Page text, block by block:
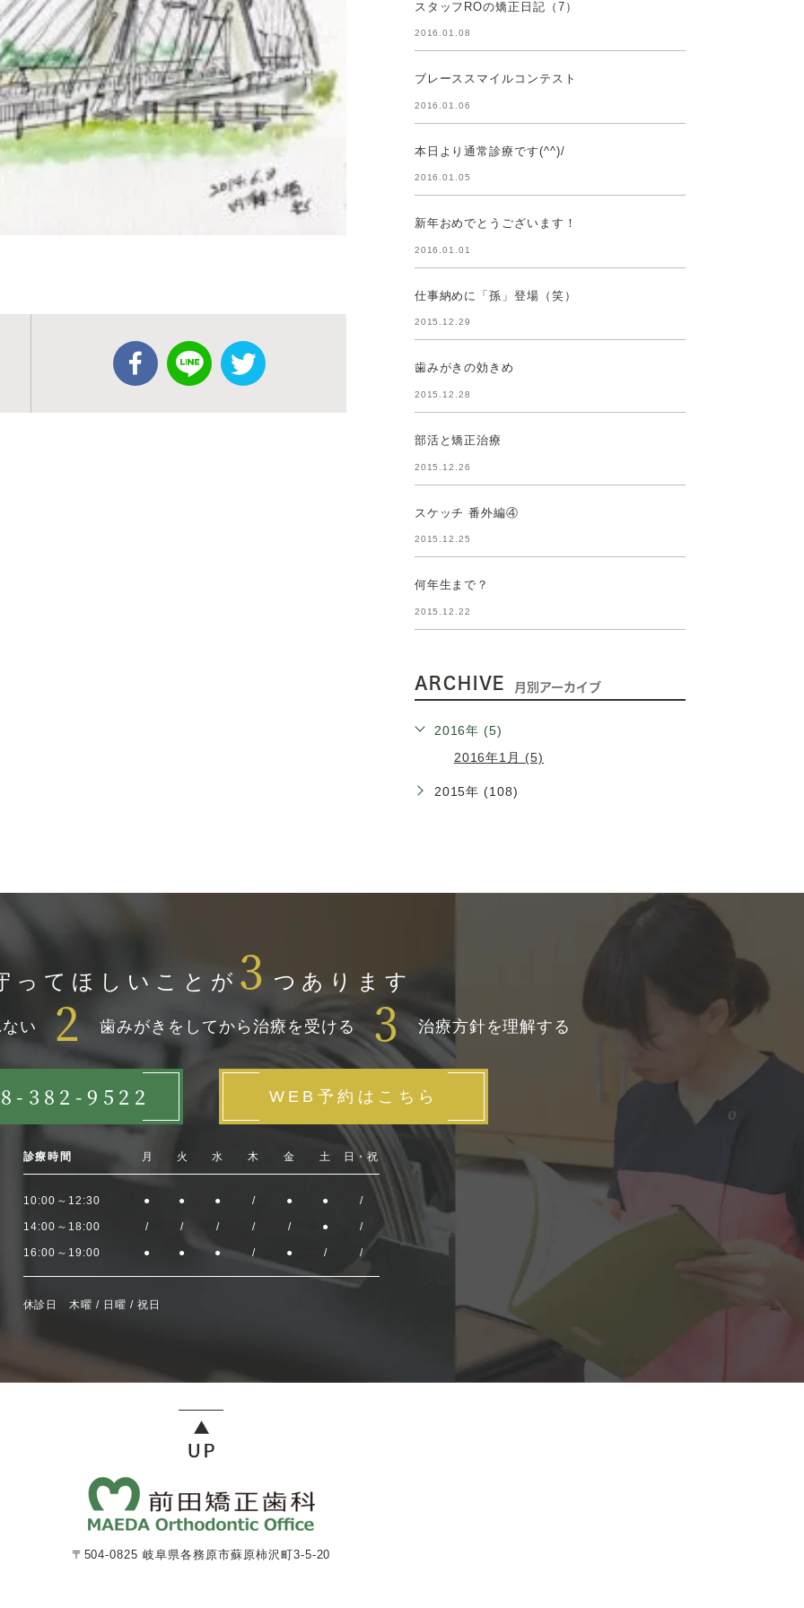
スタッフROの矯正日記（7）
2016.01.08
ブレーススマイルコンテスト
2016.01.06
本日より通常診療です(^^)/
2016.01.05
新年おめでとうございます！
2016.01.01
仕事納めに「孫」登場（笑）
2015.12.29
歯みがきの効きめ
2015.12.28
部活と矯正治療
2015.12.26
スケッチ 番外編④
2015.12.25
何年生まで？
2015.12.22
ARCHIVE 月別アーカイブ
2016年 (5)
2016年1月 (5)
2015年 (108)
ってほしいことが 3 つあります
い 2 歯みがきをしてから治療を受ける 3 治療方針を理解する
382-9522 WEB予約はこちら
診療時間 月 火 水 木 金 土 日・祝
10:00～12:30 ● ● ● / ● ● /
14:00～18:00 / / / / / ● /
16:00～19:00 ● ● ● / ● / /
休診日 木曜 / 日曜 / 祝日
〒504-0825 岐阜県各務原市蘇原柿沢町3-5-20